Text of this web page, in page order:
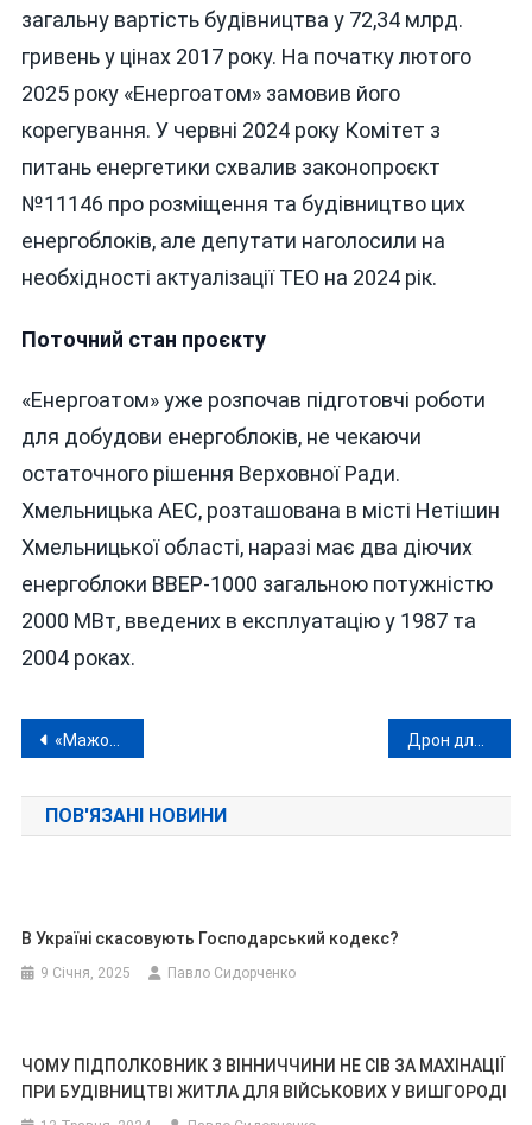
загальну вартість будівництва у 72,34 млрд.
гривень у цінах 2017 року. На початку лютого
2025 року «Енергоатом» замовив його
корегування. У червні 2024 року Комітет з
питань енергетики схвалив законопроєкт
№11146 про розміщення та будівництво цих
енергоблоків, але депутати наголосили на
необхідності актуалізації ТЕО на 2024 рік.
Поточний стан проєкту
«Енергоатом» уже розпочав підготовчі роботи
для добудови енергоблоків, не чекаючи
остаточного рішення Верховної Ради.
Хмельницька АЕС, розташована в місті Нетішин
Хмельницької області, наразі має два діючих
енергоблоки ВВЕР-1000 загальною потужністю
2000 МВт, введених в експлуатацію у 1987 та
2004 роках.
Навігація
записів
«Мажора» з Могилів-Подільська, який побив військового, відверто «відмазують»?
ПОВ'ЯЗАНІ НОВИНИ
В Україні скасовують Господарський кодекс?
9 Січня, 2025 Павло Сидорченко
ЧОМУ ПІДПОЛКОВНИК З ВІННИЧЧИНИ НЕ СІВ ЗА МАХІНАЦІЇ
ПРИ БУДІВНИЦТВІ ЖИТЛА ДЛЯ ВІЙСЬКОВИХ У ВИШГОРОДІ